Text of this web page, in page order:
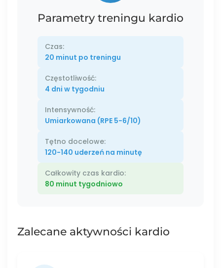
Parametry treningu kardio
Czas:
20 minut po treningu
Częstotliwość:
4 dni w tygodniu
Intensywność:
Umiarkowana (RPE 5-6/10)
Tętno docelowe:
120-140 uderzeń na minutę
Całkowity czas kardio:
80 minut tygodniowo
Zalecane aktywności kardio